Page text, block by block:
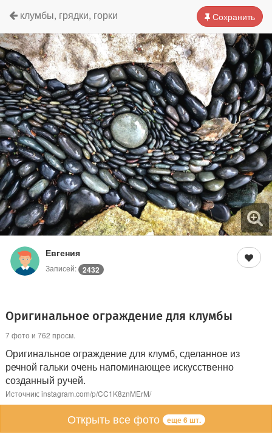
Сохранить
клумбы, грядки, горки
Евгения
Записей: 2432
Оригинальное ограждение для клумбы
7 фото и 762 просм.
Оригинальное ограждение для клумб, сделанное из
речной гальки очень напоминающее искусственно
созданный ручей.
Источник: instagram.com/p/CC1K8znMErM/
Открыть все фото еще 6 шт.